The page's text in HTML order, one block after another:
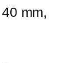
mm,